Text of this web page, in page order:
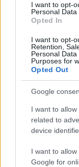
I want to opt-
Personal
Opted In
I want to opt-
Retention,
Personal
Purposes for
Opted Out
Google
I want to
related to
device
I want to
Google for
3D
•2024. március 19.
Köztudott, hogy
szerepet játszik
például
köztük
német
Intézete